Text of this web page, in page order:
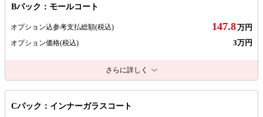
Bパック：モールコート
オプション込参考支払総額(税込) 147.8万円
オプション価格(税込) 3万円
さらに詳しく
Cパック：インナーガラスコート